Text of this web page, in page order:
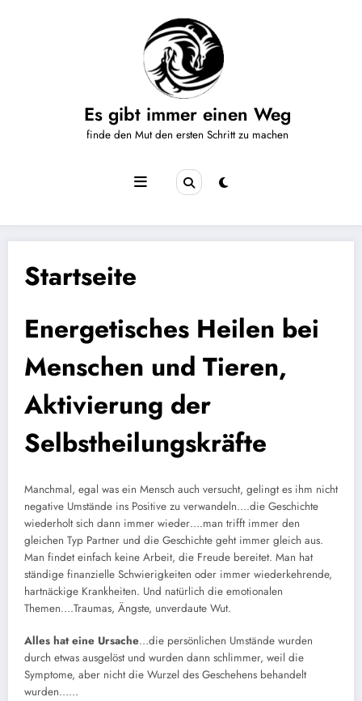
Es gibt immer einen Weg
finde den Mut den ersten Schritt zu machen
Startseite
Energetisches Heilen bei
Menschen und Tieren,
Aktivierung der
Selbstheilungskräfte
Manchmal, egal was ein Mensch auch versucht, gelingt es ihm nicht
negative Umstände ins Positive zu verwandeln….die Geschichte
wiederholt sich dann immer wieder….man trifft immer den
gleichen Typ Partner und die Geschichte geht immer gleich aus.
Man findet einfach keine Arbeit, die Freude bereitet. Man hat
ständige finanzielle Schwierigkeiten oder immer wiederkehrende,
hartnäckige Krankheiten. Und natürlich die emotionalen
Themen….Traumas, Ängste, unverdaute Wut.
Alles hat eine Ursache…die persönlichen Umstände wurden
durch etwas ausgelöst und wurden dann schlimmer, weil die
Symptome, aber nicht die Wurzel des Geschehens behandelt
wurden……